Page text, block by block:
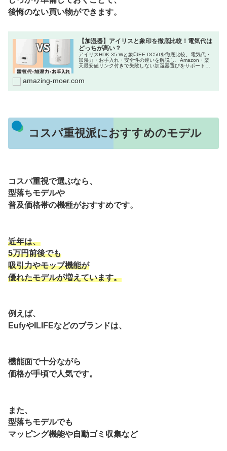
後悔のない買い物ができます。
【加湿器】アイリスと象印を徹底比較！電気代は
どっちが高い？
アイリスHDK-35-Wと象印EE-DC50を徹底比較。電気代・
加湿力・お手入れ・安全性の違いを解説し、Amazon・楽
天最安値リンク付きで失敗しない加湿器選びをサポートし
amazing-moer.com
コスパ重視派におすすめのモデル
コスパ重視で選ぶなら、
型落ちモデルや
普及価格帯の機種がおすすめです。
近年は、
5万円前後でも
吸引力やモップ機能が
優れたモデルが増えています。
例えば、
EufyやILIFEなどのブランドは、
機能面で十分ながら
価格が手頃で人気です。
また、
型落ちモデルでも
マッピング機能や自動ゴミ収集など